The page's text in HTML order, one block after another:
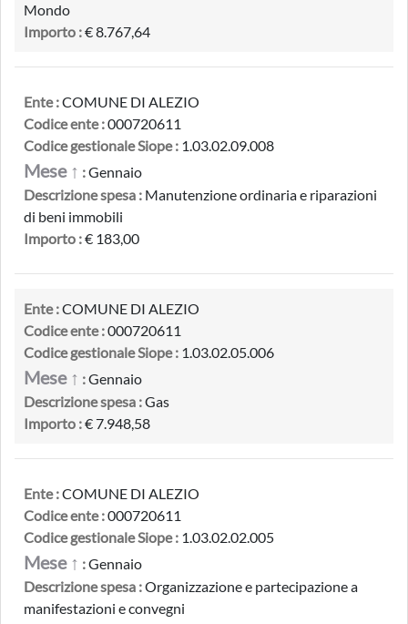
Mondo
Importo :€ 8.767,64
Ente :COMUNE DI ALEZIO
Codice ente :000720611
Codice gestionale Siope : 1.03.02.09.008
Mese ↑ :Gennaio
Descrizione spesa : Manutenzione ordinaria e riparazioni
di beni immobili
Importo :€ 183,00
Ente :COMUNE DI ALEZIO
Codice ente :000720611
Codice gestionale Siope : 1.03.02.05.006
Mese ↑ :Gennaio
Descrizione spesa :Gas
Importo :€ 7.948,58
Ente :COMUNE DI ALEZIO
Codice ente :000720611
Codice gestionale Siope : 1.03.02.02.005
Mese ↑ :Gennaio
Descrizione spesa :Organizzazione e partecipazione a
manifestazioni e convegni